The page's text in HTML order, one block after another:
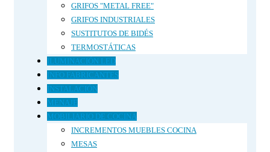
GRIFOS "METAL FREE"
GRIFOS INDUSTRIALES
SUSTITUTOS DE BIDÉS
TERMOSTÁTICAS
ILUMINACIÓN LED
INFO FABRICANTES
INSTALACIÓN
MENAJE
MOBILIARIO DE COCINA
INCREMENTOS MUEBLES COCINA
MESAS